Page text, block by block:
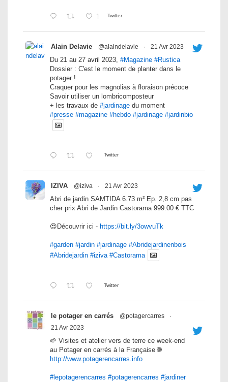
1 Twitter
Alain Delavie @alaindelavie · 21 Avr 2023
Du 21 au 27 avril 2023, #Magazine #Rustica
Dossier : C'est le moment de planter dans le
potager !
Craquer pour les magnolias à floraison précoce
Savoir utiliser un lombricomposteur
+ les travaux de #jardinage du moment
#presse #magazine #hebdo #jardinage #jardinbio
Twitter
IZIVA @iziva · 21 Avr 2023
Abri de jardin SAMTIDA 6.73 m² Ep. 2,8 cm pas
cher prix Abri de Jardin Castorama 999.00 € TTC
😍Découvrir ici - https://bit.ly/3owvuTk
#garden #jardin #jardinage #Abridejardinenbois
#Abridejardin #iziva #Castorama
Twitter
le potager en carrés @potagercarres
·
21 Avr 2023
🌱 Visites et atelier vers de terre ce week-end
au Potager en carrés à la Française 🌐
http://www.potagerencarres.info
#lepotagerencarres #potagerencarres #jardiner